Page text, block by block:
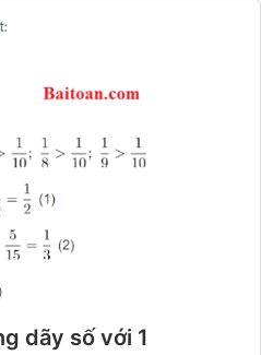
dãy số với 1